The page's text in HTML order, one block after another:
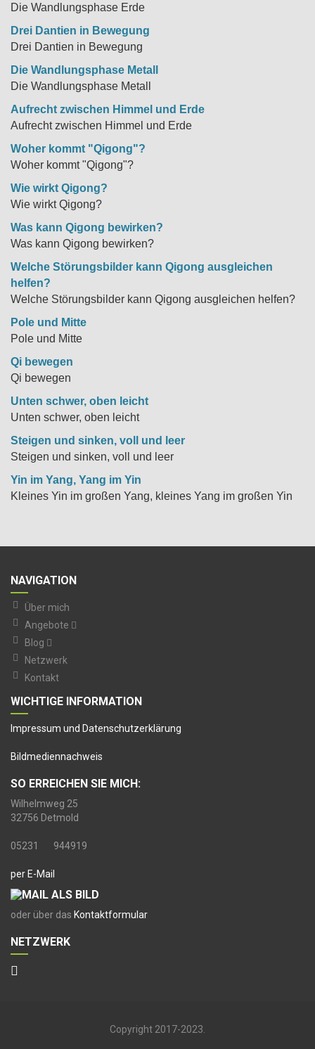
Die Wandlungsphase Erde
Drei Dantien in Bewegung
Drei Dantien in Bewegung
Die Wandlungsphase Metall
Die Wandlungsphase Metall
Aufrecht zwischen Himmel und Erde
Aufrecht zwischen Himmel und Erde
Woher kommt "Qigong"?
Woher kommt "Qigong"?
Wie wirkt Qigong?
Wie wirkt Qigong?
Was kann Qigong bewirken?
Was kann Qigong bewirken?
Welche Störungsbilder kann Qigong ausgleichen
helfen?
Welche Störungsbilder kann Qigong ausgleichen helfen?
Pole und Mitte
Pole und Mitte
Qi bewegen
Qi bewegen
Unten schwer, oben leicht
Unten schwer, oben leicht
Steigen und sinken, voll und leer
Steigen und sinken, voll und leer
Yin im Yang, Yang im Yin
Kleines Yin im großen Yang, kleines Yang im großen Yin
NAVIGATION
Über mich
Angebote
Blog
Netzwerk
Kontakt
WICHTIGE INFORMATION
Impressum und Datenschutzerklärung
Bildmediennachweis
SO ERREICHEN SIE MICH:
Wilhelmweg 25
32756 Detmold
05231 944919
per E-Mail
oder über das Kontaktformular
NETZWERK
Copyright 2017-2023.